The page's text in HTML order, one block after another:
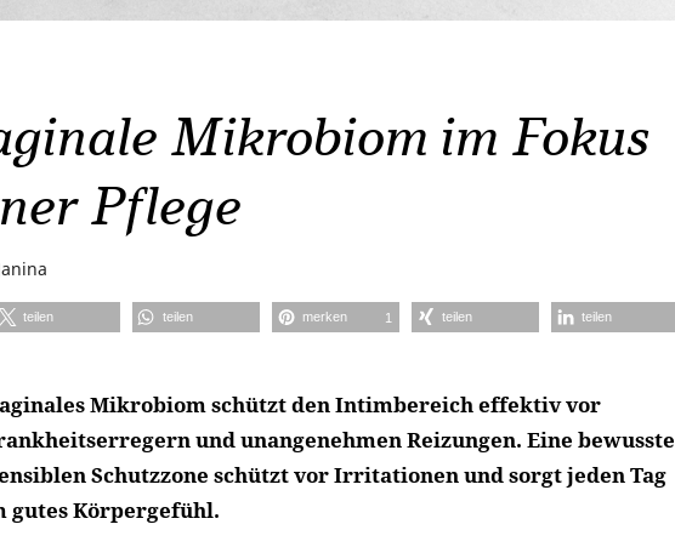
Mikrobiom im Fokus
Pflege
teilen teilen merken 1 teilen teilen
Mikrobiom schützt den Intimbereich effektiv vor
und unangenehmen Reizungen. Eine bewusste
Schutzzone schützt vor Irritationen und sorgt jeden Tag
gutes Körpergefühl.